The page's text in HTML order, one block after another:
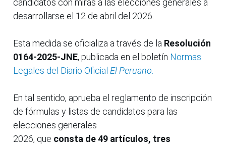
candidatos con miras a las elecciones generales a
desarrollarse el 12 de abril del 2026.
Esta medida se oficializa a través de la Resolución
0164-2025-JNE, publicada en el boletín Normas
Legales del Diario Oficial El Peruano.
En tal sentido, aprueba el reglamento de inscripción
de fórmulas y listas de candidatos para las
elecciones generales
2026, que consta de 49 artículos, tres